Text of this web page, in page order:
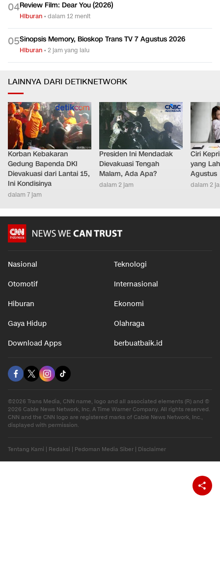
04Review Film: Dear You (2026)
Hiburan •dalam 12 menit
05Sinopsis Memory, Bioskop Trans TV 7 Agustus 2026
Hiburan •2 jam yang lalu
LAINNYA DARI DETIKNETWORK
Korban Kebakaran
Gedung Bapenda DKI
Dievakuasi dari Lantai 15,
Ini Kondisinya
dalam 7 jam
Presiden Ini Mendadak
Dievakuasi Tengah
Malam, Ada Apa?
dalam 2 jam
Ciri
yang
Agustus
dalam 2
Nasional Teknologi
Otomotif Internasional
Hiburan Ekonomi
Gaya Hidup Olahraga
Download Apps berbuatbaik.id
©2026 Trans Media, CNN name, logo and all associated elements (R) and ©
2026 Cable News Network, Inc. A Time Warner Company. All rights reserved.
CNN and the CNN logo are registered marks of Cable News Network, Inc.,
displayed with permission.
Tentang Kami | Redaksi | Pedoman Media Siber | Disclaimer